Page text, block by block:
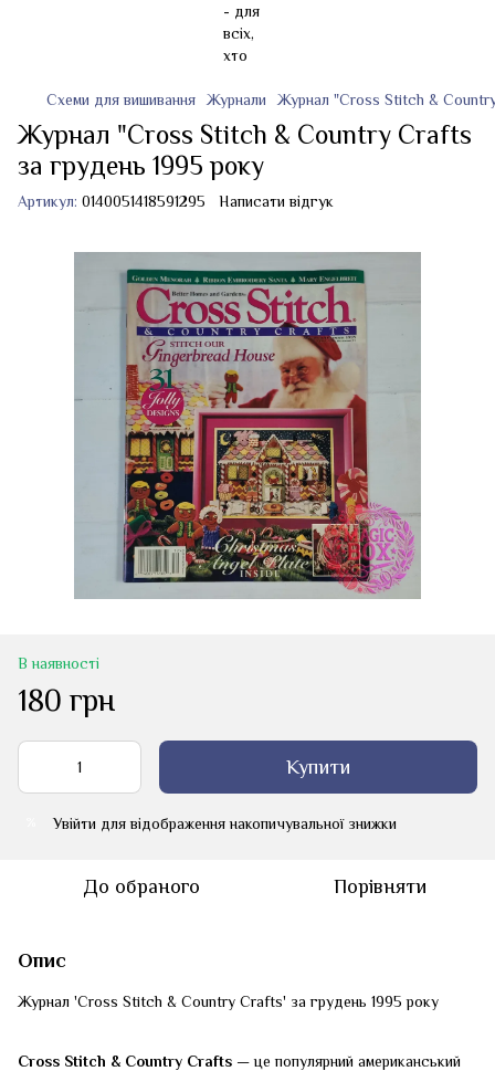
Схеми для вишивання Журнали Журнал "Cross Stitch &
Журнал "Cross Stitch & Country Crafts
за грудень 1995 року
Артикул: 0140051418591295 Написати відгук
В наявності
180 грн
Купити
Увійти для відображення накопичувальної знижки
До обраного Порівняти
Опис
Журнал 'Cross Stitch & Country Crafts' за грудень 1995 року
Cross Stitch & Country Crafts — це популярний американський